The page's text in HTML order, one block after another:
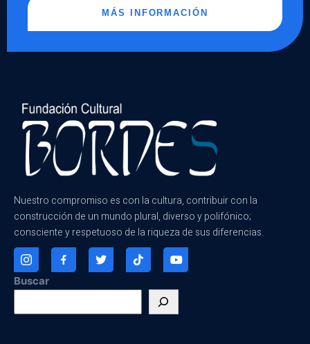
MÁS INFORMACIÓN
Nuestro compromiso es con la cultura, contribuir con la
construcción de un mundo plural, diverso y polifónico;
consciente y respetuoso de la riqueza de sus diferencias.
Buscar